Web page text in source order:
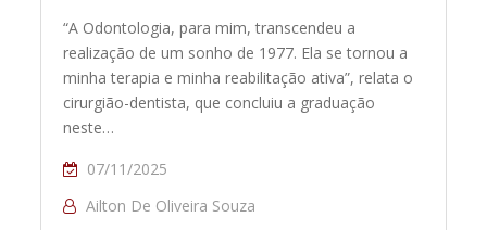
“A Odontologia, para mim, transcendeu a
realização de um sonho de 1977. Ela se tornou a
minha terapia e minha reabilitação ativa”, relata o
cirurgião-dentista, que concluiu a graduação
neste…
07/11/2025
Ailton De Oliveira Souza